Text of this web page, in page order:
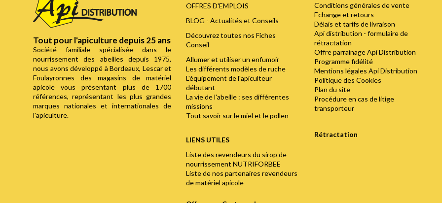
Tout pour l'apiculture depuis 25 ans
Société familiale spécialisée dans le
nourrissement des abeilles depuis 1975,
nous avons développé à Bordeaux, Lescar et
Foulayronnes des magasins de matériel
apicole vous présentant plus de 1700
références, représentant les plus grandes
marques nationales et internationales de
l'apiculture.
OFFRES D'EMPLOIS
BLOG - Actualités et Conseils
Découvrez toutes nos Fiches
Conseil
Allumer et utiliser un enfumoir
Les différents modèles de ruche
L'équipement de l'apiculteur
débutant
La vie de l'abeille : ses différentes
missions
Tout savoir sur le miel et le pollen
LIENS UTILES
Liste des revendeurs du sirop de
nourrissement NUTRIFORBEE
Liste de nos partenaires revendeurs
de matériel apicole
Conditions générales de vente
Echange et retours
Délais et tarifs de livraison
Api distribution - formulaire de
rétractation
Offre parrainage Api Distribution
Programme fidélité
Mentions légales Api Distribution
Politique des Cookies
Plan du site
Procédure en cas de litige
transporteur
Rétractation